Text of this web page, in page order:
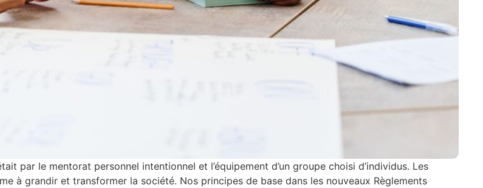
par le mentorat personnel intentionnel et l’équipement d’un groupe choisi d’individus. Les
à grandir et transformer la société. Nos principes de base dans les nouveaux Règlements